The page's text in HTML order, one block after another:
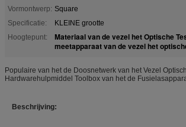
Vormontwerp: Square
Specificatie:
KLEINE grootte
Hoogtepunt:
Materiaal van de vezel het Optische
meetapparaat van de vezel het
Populaire van het de Doosnetwerk van het Vezel
Hardwarehulpmiddel Toolbox van het de
Beschrijving: